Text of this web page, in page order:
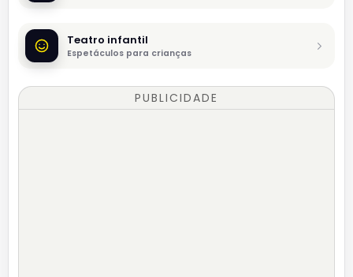
Teatro infantil
Espetáculos para crianças
PUBLICIDADE